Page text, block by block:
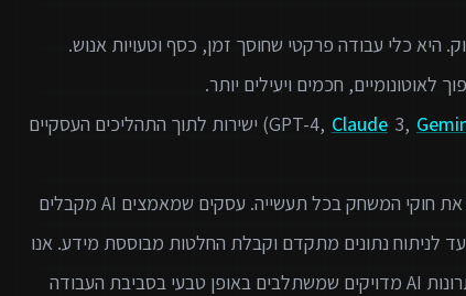
Claude 3,
) ישירות לתוך התהליכים העסקיים
המהפכה הטכנולוגית של הבינה המלאכותית משנה את חוקי המשחק בכל תעשייה. עסקים שמאמצים AI מקבלים
לניתוח נתונים מתקדם וקבלת החלטות מבוססת מידע. אנו
מתמחים בזיהוי צווארי בקבוק בארגון ובהתאמת פתרונות AI מדויקים שמשתלבים באופן טבעי בסביבת העבודה